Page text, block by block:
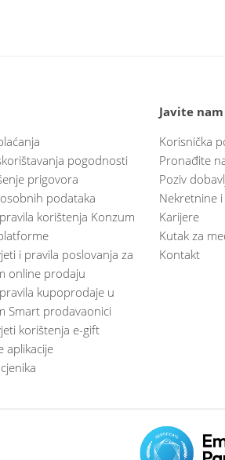
pogodnosti
prigovora
podataka
korištenja Konzum
i pravila poslovanja za
online prodaju
kupoprodaje u
Smart prodavaonici
korištenja e-gift
aplikacije
Javite nam
Korisnička
Pronađite
Poziv
Nekretnine
Karijere
Kutak za
Kontakt